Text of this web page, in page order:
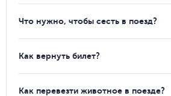
Что нужно, чтобы сесть в поезд?
Как вернуть билет?
Как перевезти животное в поезде?